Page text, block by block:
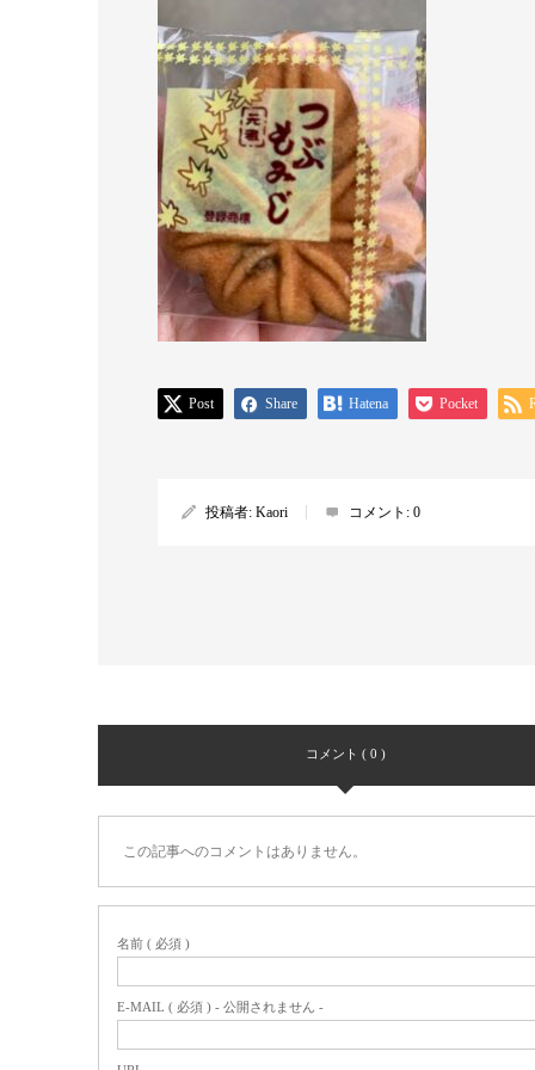
Post Share Hatena Pocket
投稿者: Kaori コメント: 0
コメント ( 0 )
この記事へのコメントはありません。
名前 ( 必須 )
E-MAIL ( 必須 ) - 公開されません -